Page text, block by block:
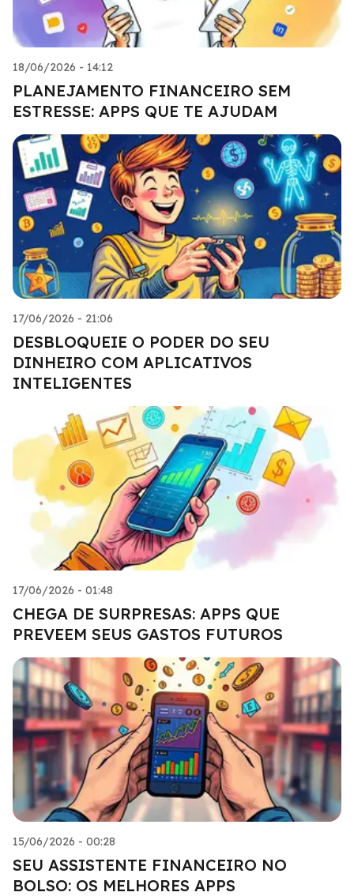
18/06/2026 - 14:12
PLANEJAMENTO FINANCEIRO SEM
ESTRESSE: APPS QUE TE AJUDAM
17/06/2026 - 21:06
DESBLOQUEIE O PODER DO SEU
DINHEIRO COM APLICATIVOS
INTELIGENTES
17/06/2026 - 01:48
CHEGA DE SURPRESAS: APPS QUE
PREVEEM SEUS GASTOS FUTUROS
15/06/2026 - 00:28
SEU ASSISTENTE FINANCEIRO NO
BOLSO: OS MELHORES APPS